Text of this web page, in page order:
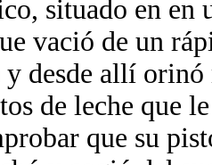
situado en en
vació de un
desde allí
de leche que
que su